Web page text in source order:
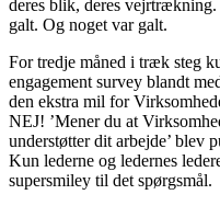
deres blik, deres
galt. Og noget var galt.
For tredje måned i træk steg
engagement survey blandt
den ekstra mil for
NEJ! ’Mener du at
understøtter dit arbejde’ blev
Kun lederne og ledernes
supersmiley til det spørgsmål.